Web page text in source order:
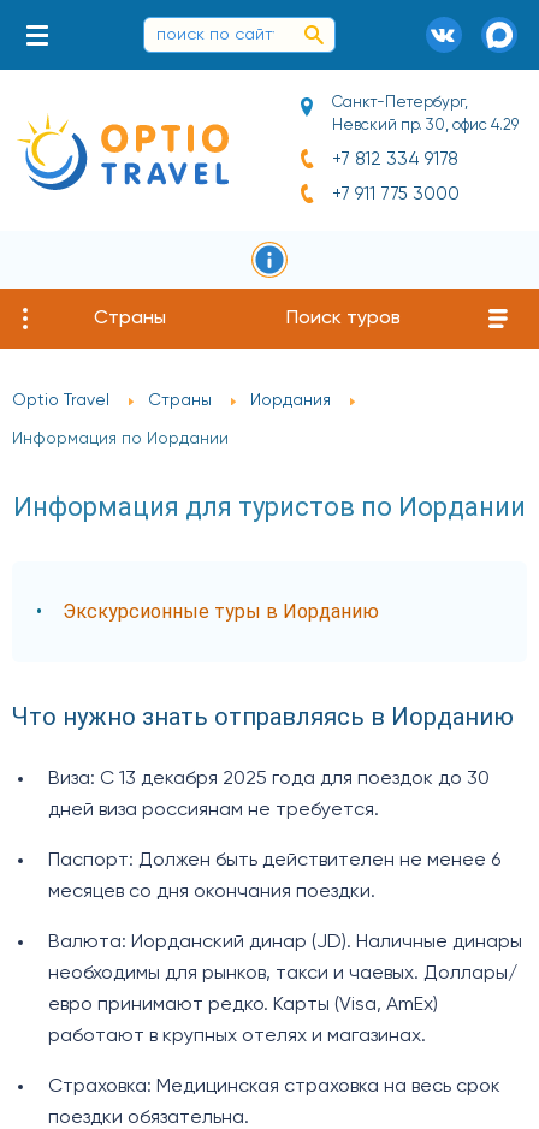
Санкт-Петербург,
Невский пр. 30, офис 4.29
+7 812 334 9178
+7 911 775 3000
Страны Поиск туров
Optio Travel Страны Иордания
Информация по Иордании
Информация для туристов по Иордании
Экскурсионные туры в Иорданию
Что нужно знать отправляясь в Иорданию
Виза: С 13 декабря 2025 года для поездок до 30
дней виза россиянам не требуется.
Паспорт: Должен быть действителен не менее 6
месяцев со дня окончания поездки.
Валюта: Иорданский динар (JD). Наличные динары
необходимы для рынков, такси и чаевых. Доллары/
евро принимают редко. Карты (Visa, AmEx)
работают в крупных отелях и магазинах.
Страховка: Медицинская страховка на весь срок
поездки обязательна.